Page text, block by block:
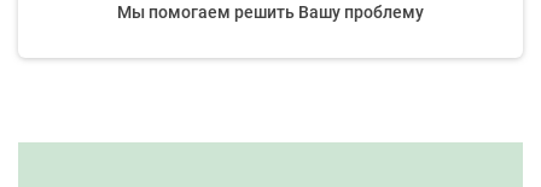
Мы помогаем решить Вашу проблему